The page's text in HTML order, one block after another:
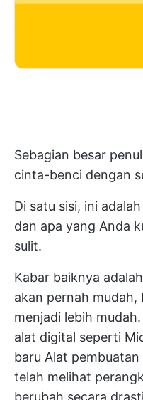
Sebagian besar
cinta-benci dengan
Di satu sisi, ini
dan apa yang Anda
sulit.
Kabar baiknya
akan pernah
menjadi lebih
alat digital seperti
baru Alat
telah melihat
berubah secara